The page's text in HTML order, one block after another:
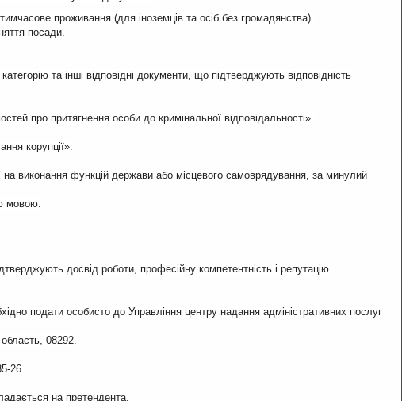
проживання (для іноземців та осіб без громадянства).
посади.
та інші відповідні документи, що підтверджують відповідність
про притягнення особи до кримінальної відповідальності».
корупції».
на виконання функцій держави або місцевого самоврядування, за минулий
мовою.
досвід роботи, професійну компетентність і репутацію
подати особисто до Управління центру надання адміністративних послуг
08292.
26.
на претендента.